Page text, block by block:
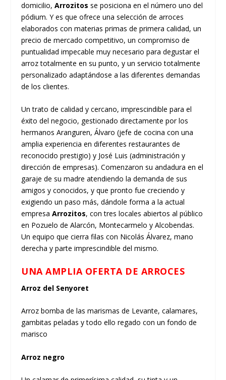
domicilio,Arrozitos se posiciona en el número uno del
pódium. Y es que ofrece una selección de arroces
elaborados con materias primas de primera calidad, un
precio de mercado competitivo, un compromiso de
puntualidad impecable muy necesario para degustar el
arroz totalmente en su punto, y un servicio totalmente
personalizado adaptándose a las diferentes demandas
de los clientes.
Un trato de calidad y cercano, imprescindible para el
éxito del negocio, gestionado directamente por los
hermanos Aranguren, Álvaro (jefe de cocina con una
amplia experiencia en diferentes restaurantes de
reconocido prestigio) y José Luis (administración y
dirección de empresas). Comenzaron su andadura en el
garaje de su madre atendiendo la demanda de sus
amigos y conocidos, y que pronto fue creciendo y
exigiendo un paso más, dándole forma a la actual
empresaArrozitos, con tres locales abiertos al público
en Pozuelo de Alarcón, Montecarmelo y Alcobendas.
Un equipo que cierra filas con Nicolás Álvarez, mano
derecha y parte imprescindible del mismo.
UNA AMPLIA OFERTA DE ARROCES
Arroz del Senyoret
Arroz bomba de las marismas de Levante, calamares,
gambitas peladas y todo ello regado con un fondo de
marisco
Arroz negro